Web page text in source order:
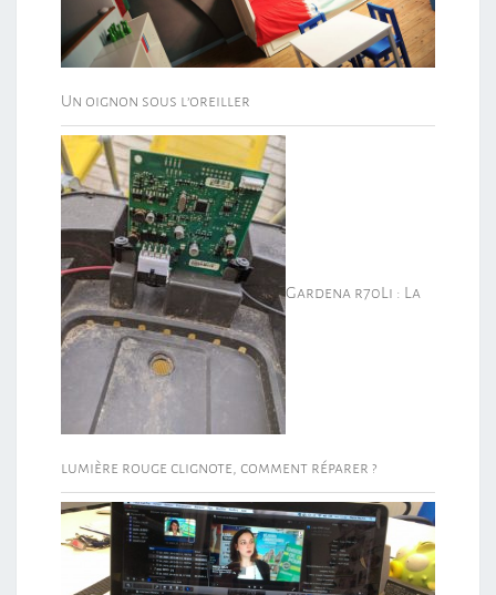
Un oignon sous l’oreiller
Gardena r70Li : La
lumière rouge clignote, comment réparer ?